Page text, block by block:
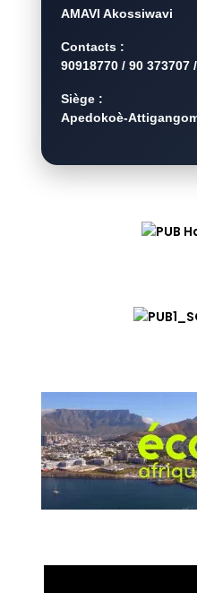
AMAVI Akossiwavi
Contacts :
90918770 / 90 373707
Siège :
Apedokoè-